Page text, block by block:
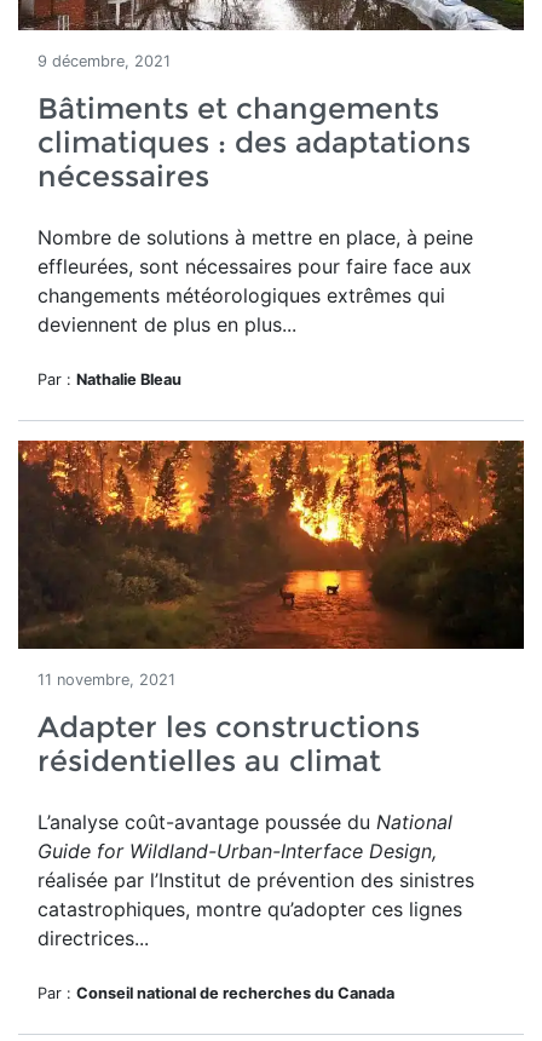
9 décembre, 2021
Bâtiments et changements
climatiques : des adaptations
nécessaires
Nombre de solutions à mettre en place, à peine
effleurées, sont nécessaires pour faire face aux
changements météorologiques extrêmes qui
deviennent de plus en plus...
Par : Nathalie Bleau
11 novembre, 2021
Adapter les constructions
résidentielles au climat
L’analyse coût-avantage poussée du National
Guide for Wildland-Urban-Interface Design,
réalisée par l’Institut de prévention des sinistres
catastrophiques, montre qu’adopter ces lignes
directrices...
Par : Conseil national de recherches du Canada